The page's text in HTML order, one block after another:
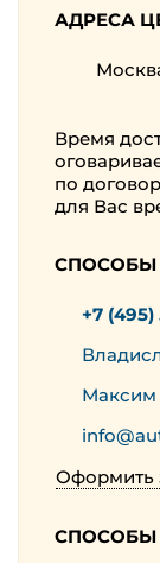
АДРЕСА
Время
по
для Вас
СПОСОБЫ
+7
Максим
Оформить